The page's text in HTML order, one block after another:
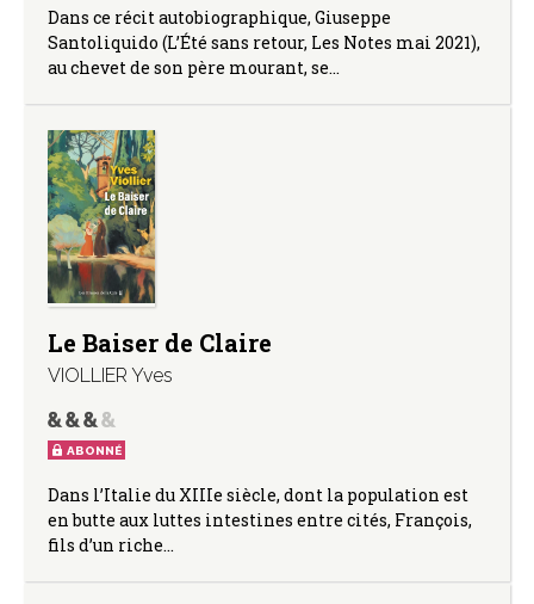
Dans ce récit autobiographique, Giuseppe
Santoliquido (L’Été sans retour, Les Notes mai 2021),
au chevet de son père mourant, se…
Le Baiser de Claire
VIOLLIER Yves
ABONNÉ
Dans l’Italie du XIIIe siècle, dont la population est
en butte aux luttes intestines entre cités, François,
fils d’un riche…